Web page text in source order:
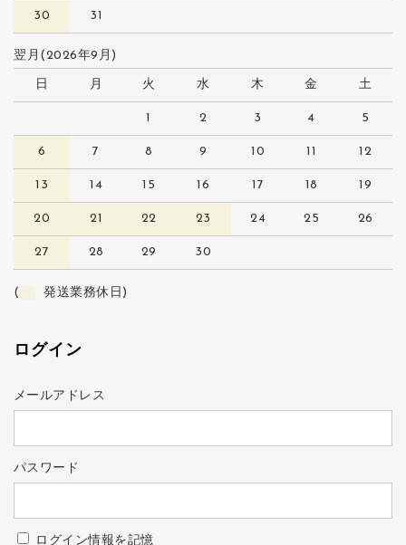
30 31
翌月(2026年9月)
日 月 火 水 木 金 土
1 2 3 4 5
6 7 8 9 10 11 12
13 14 15 16 17 18 19
20 21 22 23 24 25 26
27 28 29 30
( 発送業務休日)
ログイン
メールアドレス
パスワード
ログイン情報を記憶